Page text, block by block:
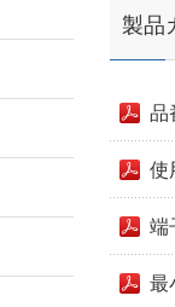
製品
品
使
端
最